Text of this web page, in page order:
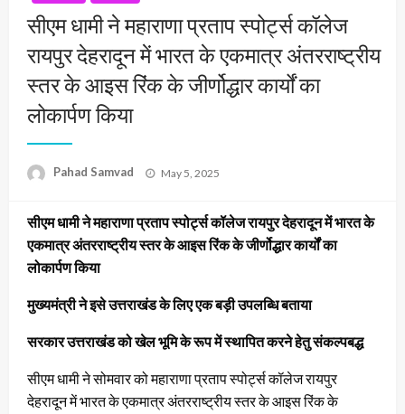
सीएम धामी ने महाराणा प्रताप स्पोर्ट्स कॉलेज
रायपुर देहरादून में भारत के एकमात्र अंतरराष्ट्रीय
स्तर के आइस रिंक के जीर्णोद्धार कार्यों का
लोकार्पण किया
Pahad Samvad
Posted
May 5, 2025
सीएम धामी ने महाराणा प्रताप स्पोर्ट्स कॉलेज रायपुर देहरादून में भारत के
एकमात्र अंतरराष्ट्रीय स्तर के आइस रिंक के जीर्णोद्धार कार्यों का
लोकार्पण किया
मुख्यमंत्री ने इसे उत्तराखंड के लिए एक बड़ी उपलब्धि बताया
सरकार उत्तराखंड को खेल भूमि के रूप में स्थापित करने हेतु संकल्पबद्ध
सीएम धामी ने सोमवार को महाराणा प्रताप स्पोर्ट्स कॉलेज रायपुर
देहरादून में भारत के एकमात्र अंतरराष्ट्रीय स्तर के आइस रिंक के